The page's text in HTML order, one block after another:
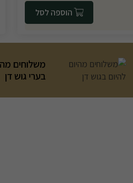
משלוחים
בערי גוש דן